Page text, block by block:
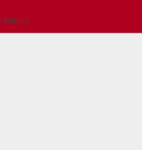
Details